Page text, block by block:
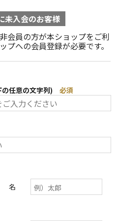
未入会のお客様
会員の方が本ショップをご利
プへの会員登録が必要です。
の任意の文字列) 必須
名